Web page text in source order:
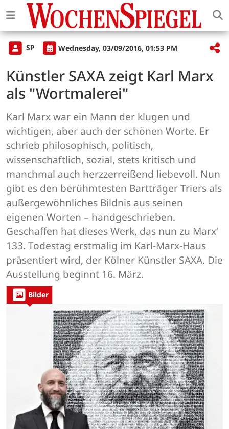
SP Wednesday, 03/09/2016, 01:53 PM
Künstler SAXA zeigt Karl Marx
als "Wortmalerei"
Karl Marx war ein Mann der klugen und
wichtigen, aber auch der schönen Worte. Er
schrieb philosophisch, politisch,
wissenschaftlich, sozial, stets kritisch und
manchmal auch herzzerreißend liebevoll. Nun
gibt es den berühmtesten Bartträger Triers als
außergewöhnliches Bildnis aus seinen
eigenen Worten – handgeschrieben.
Geschaffen hat dieses Werk, das nun zu Marx‘
133. Todestag erstmalig im Karl-Marx-Haus
präsentiert wird, der Kölner Künstler SAXA. Die
Ausstellung beginnt 16. März.
Bilder